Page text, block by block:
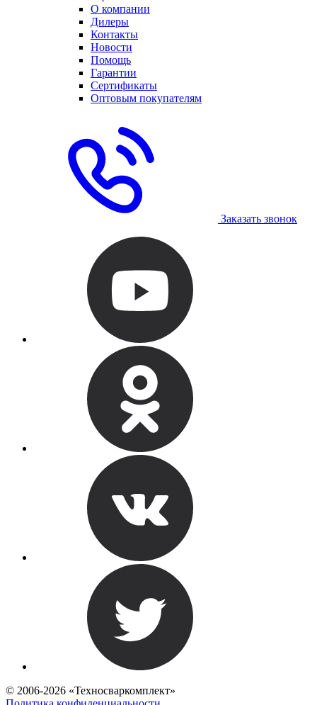
О компании
Дилеры
Контакты
Новости
Помощь
Гарантии
Сертификаты
Оптовым покупателям
Заказать звонок
© 2006-2026 «Техносваркомплект»